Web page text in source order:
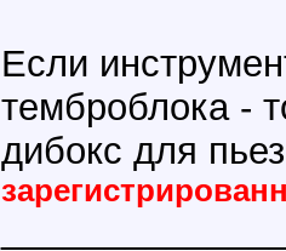
Если
темброблока -
дибокс для